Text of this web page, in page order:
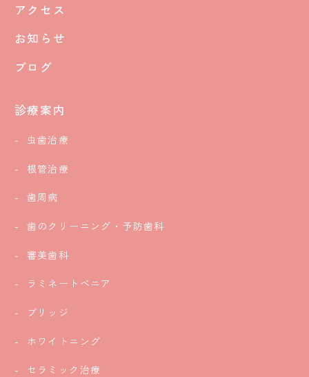
アクセス
お知らせ
ブログ
診療案内
虫歯治療
根管治療
歯周病
歯のクリーニング・予防歯科
審美歯科
ラミネートベニア
ブリッジ
ホワイトニング
セラミック治療